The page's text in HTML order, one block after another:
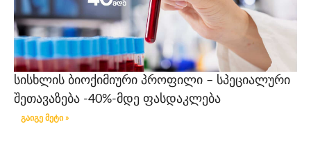
სისხლის ბიოქიმიური პროფილი – სპეციალური
შეთავაზება -40%-მდე ფასდაკლება
გაიგე მეტი »